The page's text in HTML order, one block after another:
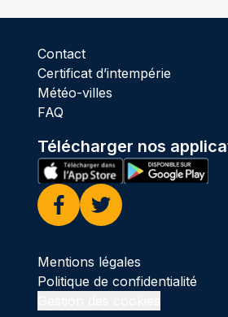
Contact
Certificat d’intempérie
Météo-villes
FAQ
Télécharger nos
Facebook
Twitter
Mentions légales
Politique de confidentialité